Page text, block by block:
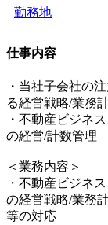
勤務地
仕事内容
・当社子会社の
る経営戦略/業務
・不動産ビジネ
の経営/計数管理
＜業務内容＞
・不動産ビジネ
の経営戦略/業務
等の対応